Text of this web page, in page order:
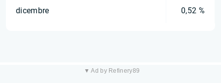
dicembre 0,52 %
▼ Ad by Refinery89